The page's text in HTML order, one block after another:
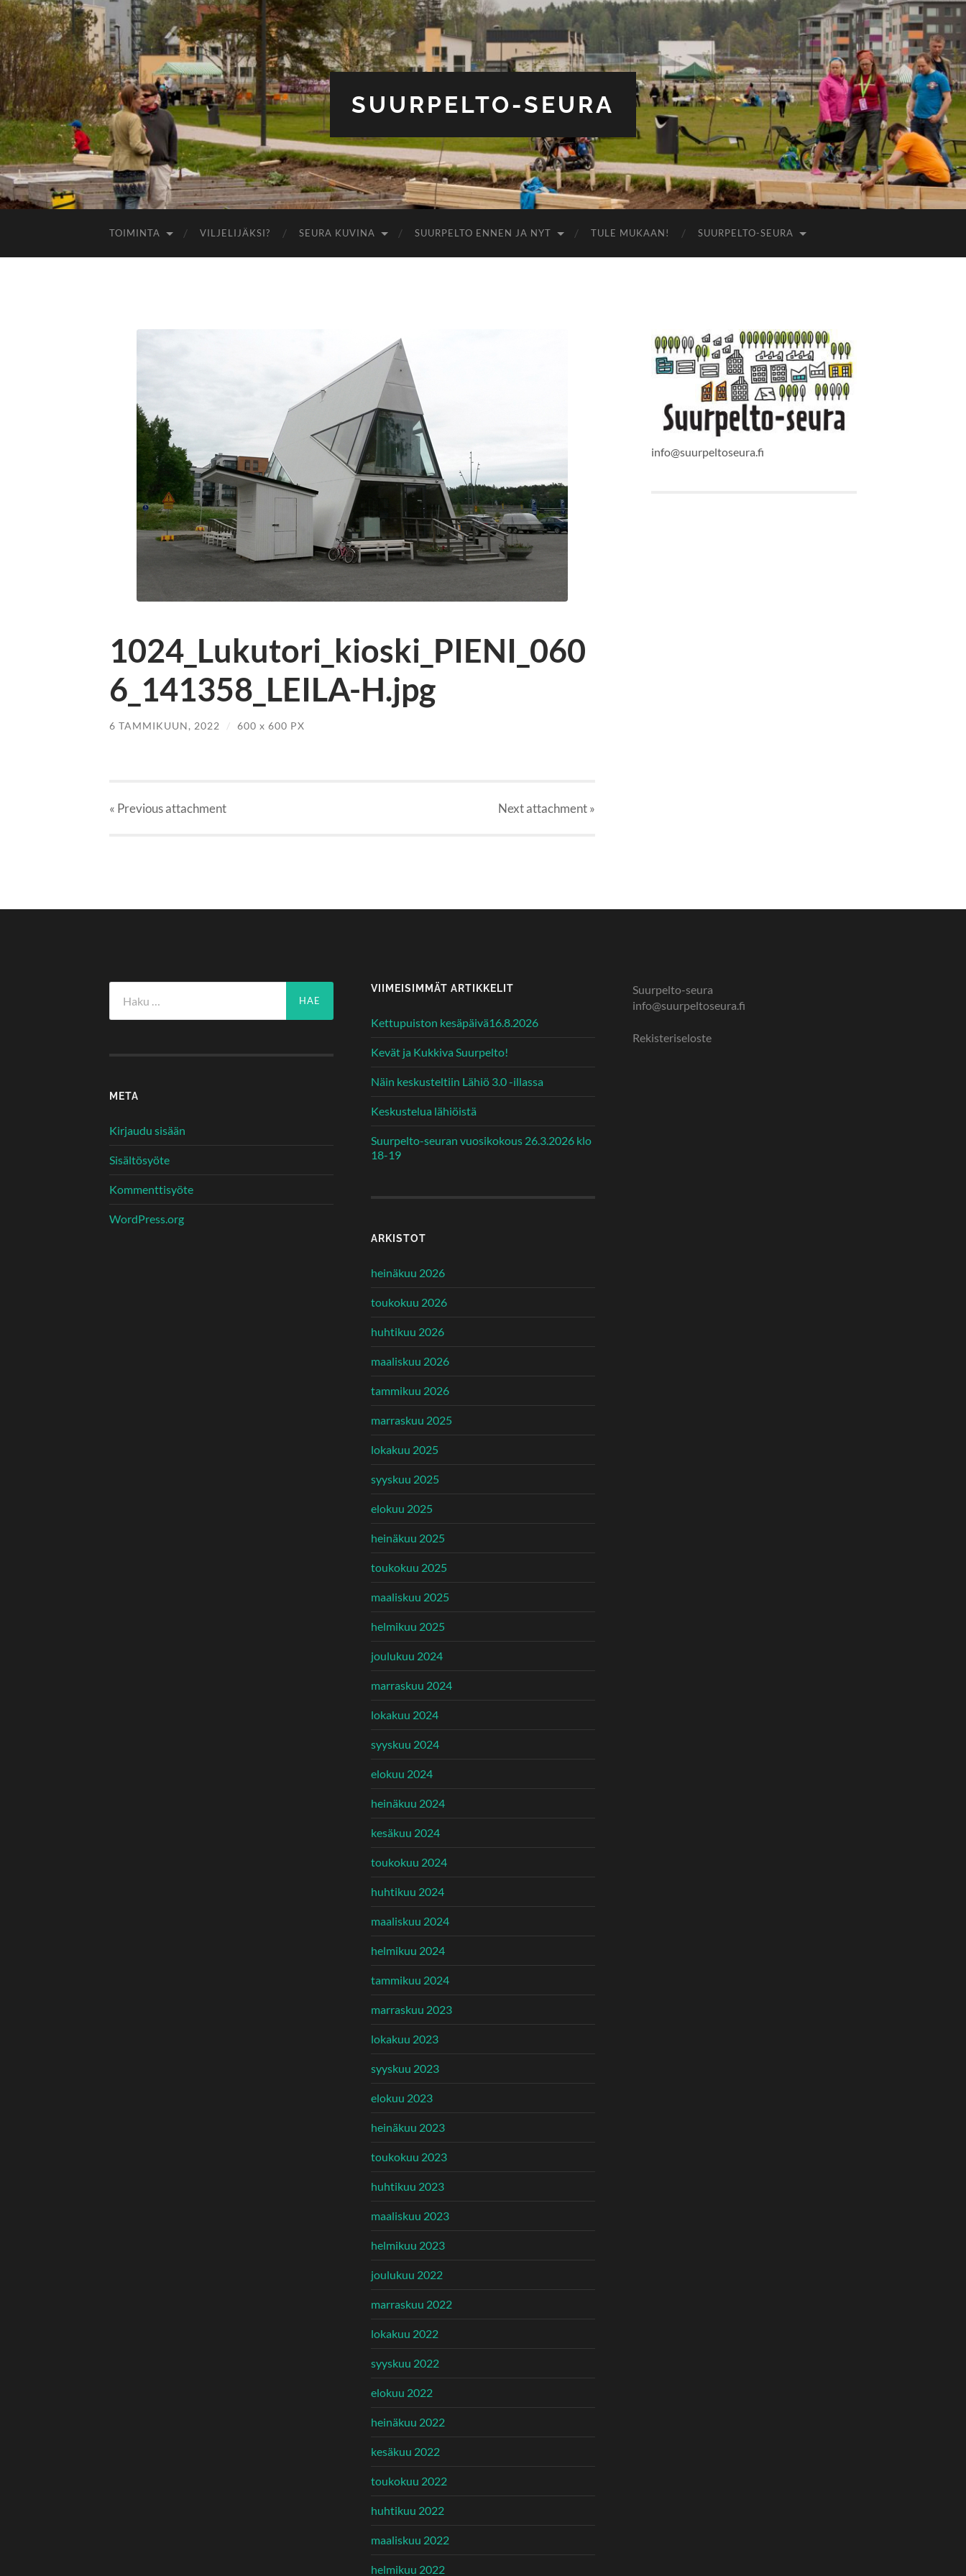
SUURPELTO-SEURA
TOIMINTA VILJELIJÄKSI? SEURA KUVINA SUURPELTO ENNEN JA NYT TULE MUKAAN! SUURPELTO-SEURA
1024_Lukutori_kioski_PIENI_060
6_141358_LEILA-H.jpg
6 TAMMIKUUN, 2022 / 600 x 600 PX
« Previousattachment Nextattachment»
info@suurpeltoseura.fi
META
Kirjaudu sisään
Sisältösyöte
Kommenttisyöte
WordPress.org
VIIMEISIMMÄT ARTIKKELIT
Kettupuiston kesäpäivä16.8.2026
Kevät ja Kukkiva Suurpelto!
Näin keskusteltiin Lähiö 3.0 -illassa
Keskustelua lähiöistä
Suurpelto-seuran vuosikokous 26.3.2026 klo
18-19
ARKISTOT
heinäkuu 2026
toukokuu 2026
huhtikuu 2026
maaliskuu 2026
tammikuu 2026
marraskuu 2025
lokakuu 2025
syyskuu 2025
elokuu 2025
heinäkuu 2025
toukokuu 2025
maaliskuu 2025
helmikuu 2025
joulukuu 2024
marraskuu 2024
lokakuu 2024
syyskuu 2024
elokuu 2024
heinäkuu 2024
kesäkuu 2024
toukokuu 2024
huhtikuu 2024
maaliskuu 2024
helmikuu 2024
tammikuu 2024
marraskuu 2023
lokakuu 2023
syyskuu 2023
elokuu 2023
heinäkuu 2023
toukokuu 2023
huhtikuu 2023
maaliskuu 2023
helmikuu 2023
joulukuu 2022
marraskuu 2022
lokakuu 2022
syyskuu 2022
elokuu 2022
heinäkuu 2022
kesäkuu 2022
toukokuu 2022
huhtikuu 2022
maaliskuu 2022
helmikuu 2022
Suurpelto-seura
info@suurpeltoseura.fi
Rekisteriseloste